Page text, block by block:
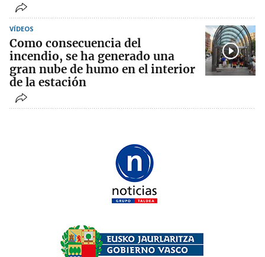
VÍDEOS
Como consecuencia del
incendio, se ha generado una
gran nube de humo en el interior
de la estación